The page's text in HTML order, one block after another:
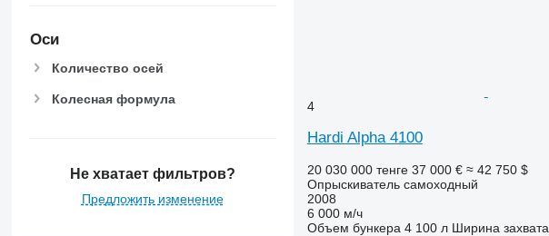
Оси
Количество осей
Колесная формула
Не хватает фильтров?
Предложить изменение
4
Hardi Alpha 4100
20 030 000 тенге 37 000 € ≈ 42 750 $
Опрыскиватель самоходный
2008
6 000 м/ч
Объем бункера 4 100 л Ширина захвата